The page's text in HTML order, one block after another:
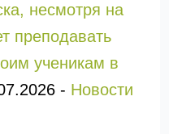
несмотря на
преподавать
ученикам в
- Новости